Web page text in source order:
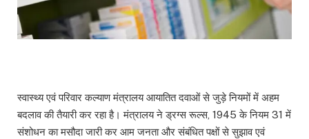
स्वास्थ्य एवं परिवार कल्याण मंत्रालय आयातित दवाओं से जुड़े नियमों में अहम
बदलाव की तैयारी कर रहा है। मंत्रालय ने ड्रग्स रूल्स, 1945 के नियम 31 में
संशोधन का मसौदा जारी कर आम जनता और संबंधित पक्षों से सुझाव एवं